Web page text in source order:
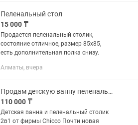
Пеленальный стол
15 000 ₸
Продается пеленальный столик,
состояние отличное, размер 85х85,
есть дополнительная полка снизу.
Алматы, вчера
Продам детскую ванну пеленальный столик 2/1
110 000 ₸
Детская ванна и пеленальный столик
2в1 от фирмы Chicco Почти новая